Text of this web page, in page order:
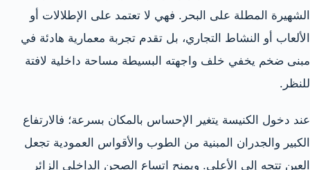
الشهيرة المطلة على البحر. فهي لا تعتمد على الإطلالات أو
الألعاب أو النشاط التجاري، بل تقدم تجربة معمارية هادئة في
مبنى ضخم يخفي خلف واجهته البسيطة مساحة داخلية لافتة
للنظر.
عند دخول الكنيسة يتغير الإحساس بالمكان بسرعة؛ فالارتفاع
الكبير والجدران المبنية من الطوب والأقواس العمودية تجعل
العين تتجه إلى الأعلى. ويمنح اتساع الصحن الداخلي الزائر